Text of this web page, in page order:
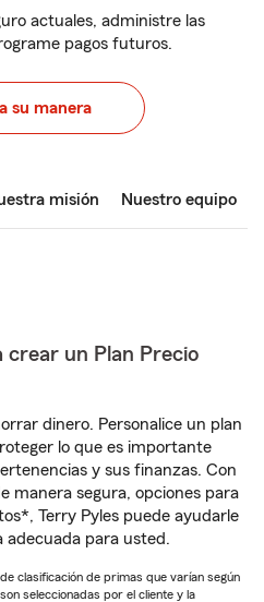
actuales, administre las
pagos futuros.
su manera
misión Nuestro equipo
crear un Plan Precio
dinero. Personalice un plan
lo que es importante
y sus finanzas. Con
manera segura, opciones para
Terry Pyles puede ayudarle
adecuada para usted.
clasificación de primas que varían según
seleccionadas por el cliente y la